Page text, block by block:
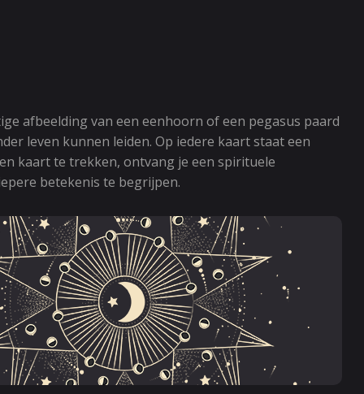
afbeelding van een eenhoorn of een pegasus paard
leven kunnen leiden. Op iedere kaart staat een
kaart te trekken, ontvang je een spirituele
betekenis te begrijpen.